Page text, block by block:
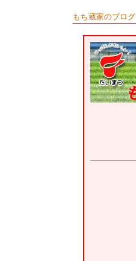
もち蔵家のブログ